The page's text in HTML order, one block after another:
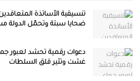
تنسيقية الأساتذة
ضحايا سبتة وتحمّل الدولة
غشت وتثير قلق السلطات